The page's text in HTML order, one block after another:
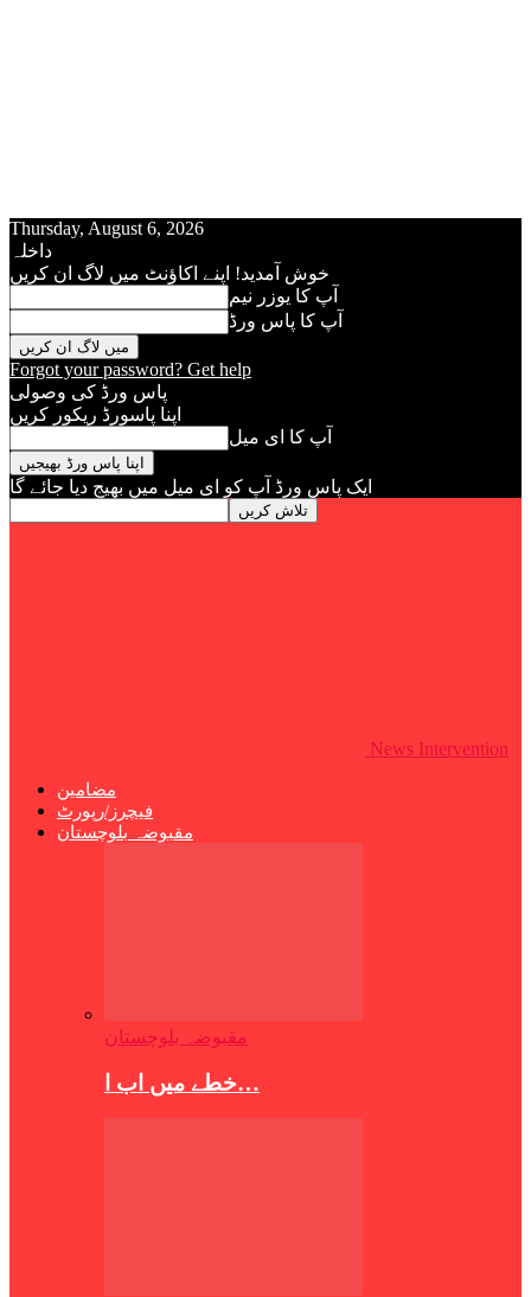
Thursday, August 6, 2026
داخلہ
خوش آمدید! اپنے اکاؤنٹ میں لاگ ان کریں
آپ کا يوزر نيم
آپ کا پاس ورڈ
Forgot your password? Get help
پاس ورڈ کی وصولی
اپنا پاسورڈ ريکور کريں
آپ کا ای میل
ایک پاس ورڈ آپ کو ای ميل ميں بھیج دیا جائے گا
News Intervention
مضامین
فیچرز/رپورٹ
مقبوضہ بلوچستان
مقبوضہ بلوچستان
خطے میں اب ا…